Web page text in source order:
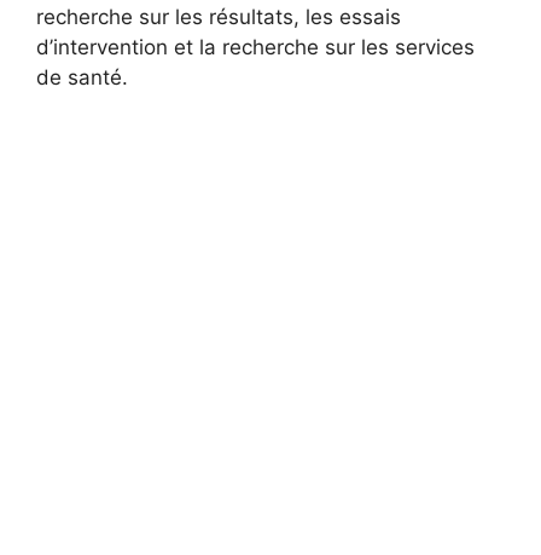
recherche sur les résultats, les essais
d’intervention et la recherche sur les services
de santé.